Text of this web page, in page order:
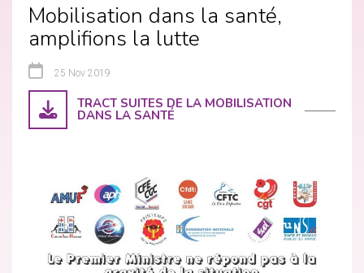
Mobilisation dans la santé,
amplifions la lutte
25 Nov 2019
TRACT SUITES DE LA MOBILISATION
DANS LA SANTÉ